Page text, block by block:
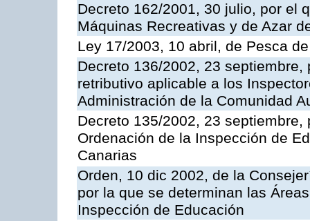
Decreto 162/2001, 30 julio, por el
Máquinas Recreativas y de Azar
Ley 17/2003, 10 abril, de Pesca
Decreto 136/2002, 23
retributivo aplicable a los
Administración de la Comunidad
Decreto 135/2002, 23
Ordenación de la Inspección de
Canarias
Orden, 10 dic 2002, de la
por la que se determinan las
Inspección de Educación